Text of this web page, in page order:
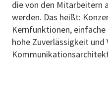
die von den Mitarbeitern
werden. Das heißt:
Kernfunktionen,
hohe Zuverlässigkeit